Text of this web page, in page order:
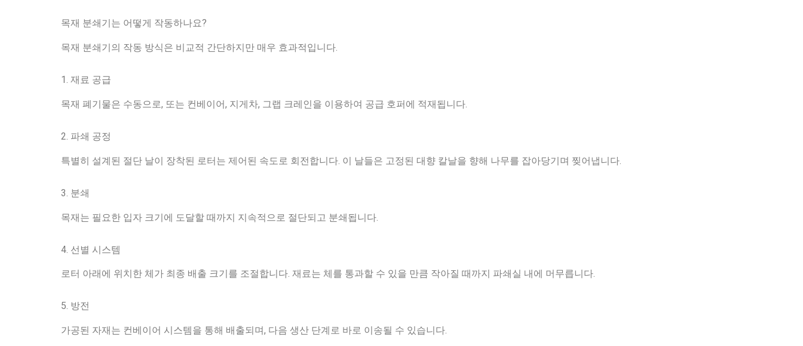
목재 분쇄기는 어떻게 작동하나요?
목재 분쇄기의 작동 방식은 비교적 간단하지만 매우 효과적입니다.
1. 재료 공급
목재 폐기물은 수동으로, 또는 컨베이어, 지게차, 그랩 크레인을 이용하여 공급 호퍼에 적재됩니다.
2. 파쇄 공정
특별히 설계된 절단 날이 장착된 로터는 제어된 속도로 회전합니다. 이 날들은 고정된 대향 칼날을 향해 나무를 잡아당기며 찢어냅니다.
3. 분쇄
목재는 필요한 입자 크기에 도달할 때까지 지속적으로 절단되고 분쇄됩니다.
4. 선별 시스템
로터 아래에 위치한 체가 최종 배출 크기를 조절합니다. 재료는 체를 통과할 수 있을 만큼 작아질 때까지 파쇄실 내에 머무릅니다.
5. 방전
가공된 자재는 컨베이어 시스템을 통해 배출되며, 다음 생산 단계로 바로 이송될 수 있습니다.